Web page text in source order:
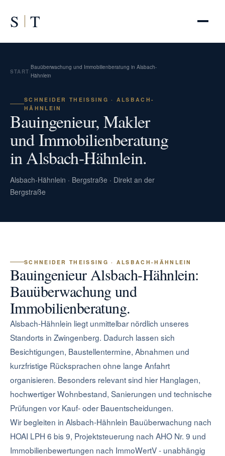
S T
START
Bauüberwachung und Immobilienberatung in Alsbach-
Hähnlein
SCHNEIDER THEISSING · ALSBACH-H
ÄHNLEIN
Bauingenieur, Makler
und Immobilienberatung
in Alsbach-Hähnlein.
Alsbach-Hähnlein · Bergstraße · Direkt an der
Bergstraße
SCHNEIDER THEISSING · ALSBACH-HÄHNLEIN
Bauingenieur Alsbach-Hähnlein:
Bauüberwachung und
Immobilienberatung.
Alsbach-Hähnlein liegt unmittelbar nördlich unseres
Standorts in Zwingenberg. Dadurch lassen sich
Besichtigungen, Baustellentermine, Abnahmen und
kurzfristige Rücksprachen ohne lange Anfahrt
organisieren. Besonders relevant sind hier Hanglagen,
hochwertiger Wohnbestand, Sanierungen und technische
Prüfungen vor Kauf- oder Bauentscheidungen.
Wir begleiten in Alsbach-Hähnlein Bauüberwachung nach
HOAI LPH 6 bis 9, Projektsteuerung nach AHO Nr. 9 und
Immobilienbewertungen nach ImmoWertV - unabhängig